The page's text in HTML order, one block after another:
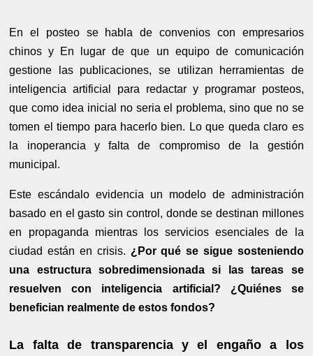
En el posteo se habla de convenios con empresarios
chinos y En lugar de que un equipo de comunicación
gestione las publicaciones, se utilizan herramientas de
inteligencia artificial para redactar y programar posteos,
que como idea inicial no seria el problema, sino que no se
tomen el tiempo para hacerlo bien. Lo que queda claro es
la inoperancia y falta de compromiso de la gestión
municipal.
Este escándalo evidencia un modelo de administración
basado en el gasto sin control, donde se destinan millones
en propaganda mientras los servicios esenciales de la
ciudad están en crisis. ¿Por qué se sigue sosteniendo
una estructura sobredimensionada si las tareas se
resuelven con inteligencia artificial? ¿Quiénes se
benefician realmente de estos fondos?
La falta de transparencia y el engaño a los